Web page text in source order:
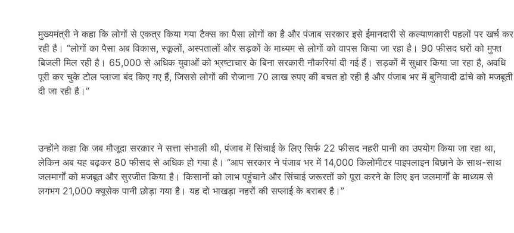
मुख्यमंत्री ने कहा कि लोगों से एकत्र किया गया टैक्स का पैसा लोगों का है और पंजाब सरकार इसे ईमानदारी से कल्याणकारी पहलों पर खर्च कर
रही है। “लोगों का पैसा अब विकास, स्कूलों, अस्पतालों और सड़कों के माध्यम से लोगों को वापस किया जा रहा है। 90 फीसद घरों को मुफ्त
बिजली मिल रही है। 65,000 से अधिक युवाओं को भ्रष्टाचार के बिना सरकारी नौकरियां दी गई हैं। सड़कों में सुधार किया जा रहा है, अवधि
पूरी कर चुके टोल प्लाजा बंद किए गए हैं, जिससे लोगों की रोजाना 70 लाख रुपए की बचत हो रही है और पंजाब भर में बुनियादी ढांचे को मजबूती
दी जा रही है।”
उन्होंने कहा कि जब मौजूदा सरकार ने सत्ता संभाली थी, पंजाब में सिंचाई के लिए सिर्फ 22 फीसद नहरी पानी का उपयोग किया जा रहा था,
लेकिन अब यह बढ़कर 80 फीसद से अधिक हो गया है। “आप सरकार ने पंजाब भर में 14,000 किलोमीटर पाइपलाइन बिछाने के साथ-साथ
जलमार्गों को मजबूत और सुरजीत किया है। किसानों को लाभ पहुंचाने और सिंचाई जरूरतों को पूरा करने के लिए इन जलमार्गों के माध्यम से
लगभग 21,000 क्यूसेक पानी छोड़ा गया है। यह दो भाखड़ा नहरों की सप्लाई के बराबर है।”